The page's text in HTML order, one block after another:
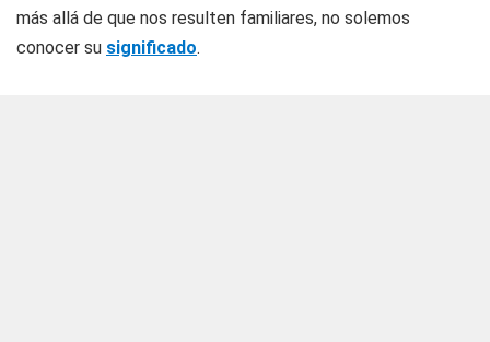
más allá de que nos resulten familiares, no solemos
conocer su significado.